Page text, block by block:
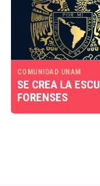
COMUNIDAD UNAM
SE CREA LA
FORENSES